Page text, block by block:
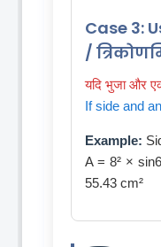
Case 3:
/
यदि भुजा और
If side and
Example:
A = 8² ×
55.43 cm²